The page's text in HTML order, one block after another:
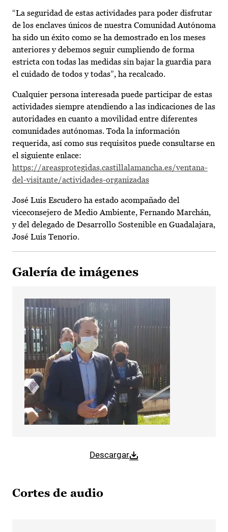
“La seguridad de estas actividades para poder disfrutar
de los enclaves únicos de nuestra Comunidad Autónoma
ha sido un éxito como se ha demostrado en los meses
anteriores y debemos seguir cumpliendo de forma
estricta con todas las medidas sin bajar la guardia para
el cuidado de todos y todas”, ha recalcado.
Cualquier persona interesada puede participar de estas
actividades siempre atendiendo a las indicaciones de las
autoridades en cuanto a movilidad entre diferentes
comunidades autónomas. Toda la información
requerida, así como sus requisitos puede consultarse en
el siguiente enlace:
https://areasprotegidas.castillalamancha.es/ventana-
del-visitante/actividades-organizadas
José Luis Escudero ha estado acompañado del
viceconsejero de Medio Ambiente, Fernando Marchán,
y del delegado de Desarrollo Sostenible en Guadalajara,
José Luis Tenorio.
Galería de imágenes
Descargar
Cortes de audio